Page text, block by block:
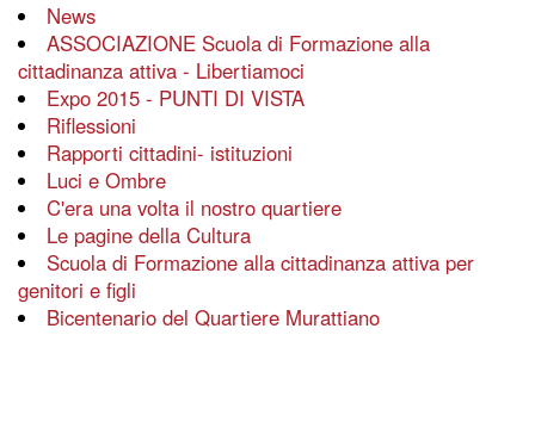
News
ASSOCIAZIONE Scuola di Formazione alla
cittadinanza attiva - Libertiamoci
Expo 2015 - PUNTI DI VISTA
Riflessioni
Rapporti cittadini- istituzioni
Luci e Ombre
C'era una volta il nostro quartiere
Le pagine della Cultura
Scuola di Formazione alla cittadinanza attiva per
genitori e figli
Bicentenario del Quartiere Murattiano